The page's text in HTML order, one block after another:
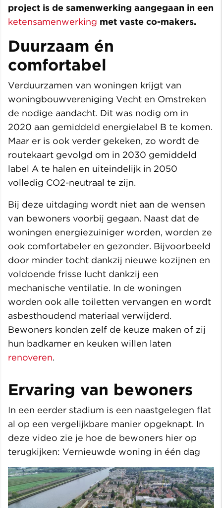
project is de samenwerking aangegaan in een
ketensamenwerking met vaste co-makers.
Duurzaam én
comfortabel
Verduurzamen van woningen krijgt van
woningbouwvereniging Vecht en Omstreken
de nodige aandacht. Dit was nodig om in
2020 aan gemiddeld energielabel B te komen.
Maar er is ook verder gekeken, zo wordt de
routekaart gevolgd om in 2030 gemiddeld
label A te halen en uiteindelijk in 2050
volledig CO2-neutraal te zijn.
Bij deze uitdaging wordt niet aan de wensen
van bewoners voorbij gegaan. Naast dat de
woningen energiezuiniger worden, worden ze
ook comfortabeler en gezonder. Bijvoorbeeld
door minder tocht dankzij nieuwe kozijnen en
voldoende frisse lucht dankzij een
mechanische ventilatie. In de woningen
worden ook alle toiletten vervangen en wordt
asbesthoudend materiaal verwijderd.
Bewoners konden zelf de keuze maken of zij
hun badkamer en keuken willen laten
renoveren.
Ervaring van bewoners
In een eerder stadium is een naastgelegen flat
al op een vergelijkbare manier opgeknapt. In
deze video zie je hoe de bewoners hier op
terugkijken: Vernieuwde woning in één dag